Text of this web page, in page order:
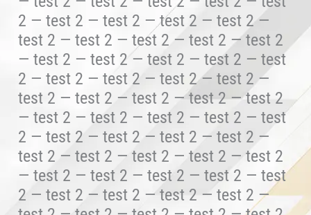
2 — test 2 — test 2 — test 2 — test 2 —
test 2 — test 2 — test 2 — test 2 — test 2
— test 2 — test 2 — test 2 — test 2 — test
2 — test 2 — test 2 — test 2 — test 2 —
test 2 — test 2 — test 2 — test 2 — test 2
— test 2 — test 2 — test 2 — test 2 — test
2 — test 2 — test 2 — test 2 — test 2 —
test 2 — test 2 — test 2 — test 2 — test 2
— test 2 — test 2 — test 2 — test 2 — test
2 — test 2 — test 2 — test 2 — test 2 —